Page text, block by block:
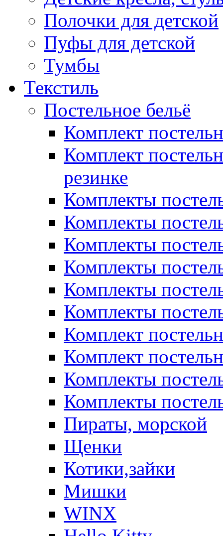
Полочки для детской
Пуфы для детской
Тумбы
Текстиль
Постельное бельё
Комплект
Комплект
резинке
Комплекты
Комплекты
Комплекты
Комплекты
Комплекты
Комплекты
Комплект
Комплект
Комплекты
Комплекты
Пираты, морской
Щенки
Котики,зайки
Мишки
WINX